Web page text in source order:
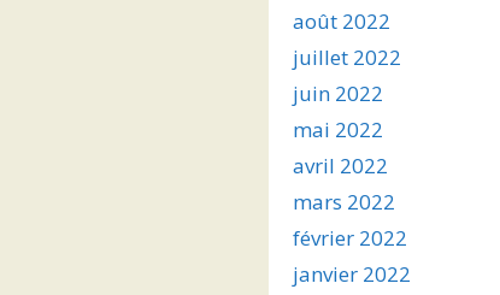
août 2022
juillet 2022
juin 2022
mai 2022
avril 2022
mars 2022
février 2022
janvier 2022